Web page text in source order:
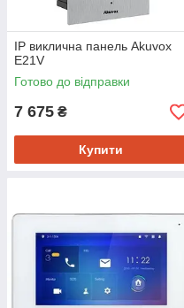
IP виклична панель Akuvox
E21V
Готово до відправки
7 675 ₴
Купити